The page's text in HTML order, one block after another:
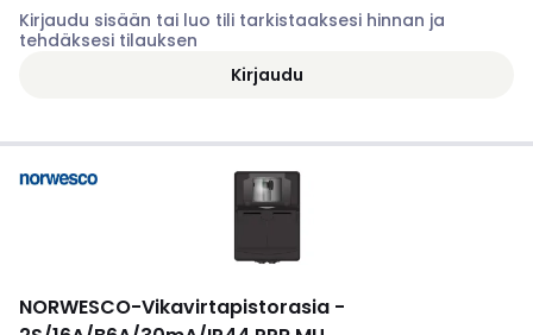
Kirjaudu sisään tai luo tili tarkistaaksesi hinnan ja
tehdäksesi tilauksen
Kirjaudu
NORWESCO-Vikavirtapistorasia -